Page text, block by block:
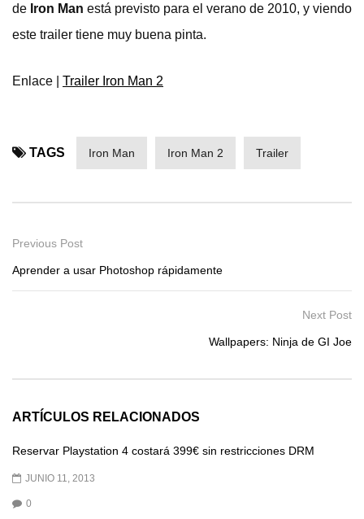
de Iron Man está previsto para el verano de 2010, y viendo
este trailer tiene muy buena pinta.
Enlace | Trailer Iron Man 2
TAGS Iron Man Iron Man 2 Trailer
Previous Post
Aprender a usar Photoshop rápidamente
Next Post
Wallpapers: Ninja de GI Joe
ARTÍCULOS RELACIONADOS
Reservar Playstation 4 costará 399€ sin restricciones DRM
JUNIO 11, 2013
0